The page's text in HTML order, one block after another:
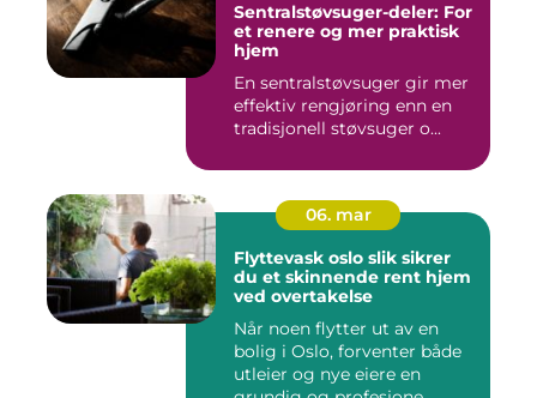
Sentralstøvsuger-deler: For
et renere og mer praktisk
hjem
En sentralstøvsuger gir mer
effektiv rengjøring enn en
tradisjonell støvsuger o...
06. mar
Flyttevask oslo slik sikrer
du et skinnende rent hjem
ved overtakelse
Når noen flytter ut av en
bolig i Oslo, forventer både
utleier og nye eiere en